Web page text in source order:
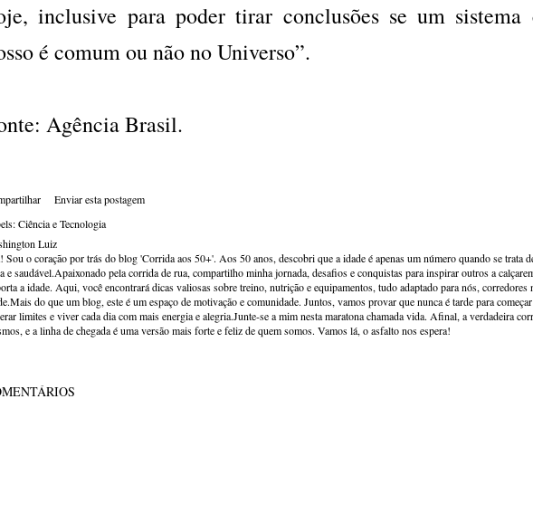
inclusive para poder tirar conclusões se um sistema
é comum ou não no Universo”.
Agência Brasil.
Enviar esta postagem
Ciência e Tecnologia
Luiz
Sou o coração por trás do blog 'Corrida aos 50+'. Aos 50 anos, descobri que a idade é apenas um número quando se trata
e saudável.Apaixonado pela corrida de rua, compartilho minha jornada, desafios e conquistas para inspirar outros a
a idade. Aqui, você encontrará dicas valiosas sobre treino, nutrição e equipamentos, tudo adaptado para nós, corredores
do que um blog, este é um espaço de motivação e comunidade. Juntos, vamos provar que nunca é tarde para
limites e viver cada dia com mais energia e alegria.Junte-se a mim nesta maratona chamada vida. Afinal, a verdadeira
e a linha de chegada é uma versão mais forte e feliz de quem somos. Vamos lá, o asfalto nos espera!